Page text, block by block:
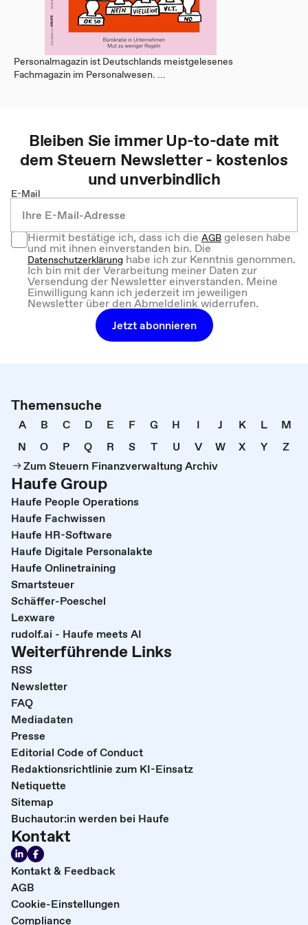
Personalmagazin ist Deutschlands meistgelesenes
Fachmagazin im Personalwesen. ...
Bleiben Sie immer Up-to-date mit
demSteuern Newsletter - kostenlos
und unverbindlich
E-Mail
Hiermit bestätige ich, dass ich dieAGBgelesen habe
und mit ihnen einverstanden bin. Die
Datenschutzerklärung habe ich zur Kenntnis genommen.
Ich bin mit der Verarbeitung meiner Daten zur
Versendung der Newsletter einverstanden. Meine
Einwilligung kann ich jederzeit im jeweiligen
Newsletter über den Abmeldelink widerrufen.
Jetzt abonnieren
Themensuche
A B C D E F G H I J K L
M
N
O P Q R S T U V W X Y
Z
Zum Steuern Finanzverwaltung Archiv
Haufe Group
Haufe People Operations
Haufe Fachwissen
Haufe HR-Software
Haufe Digitale Personalakte
Haufe Onlinetraining
Smartsteuer
Schäffer-Poeschel
Lexware
rudolf.ai - Haufe meets AI
Weiterführende Links
RSS
Newsletter
FAQ
Mediadaten
Presse
Editorial Code of Conduct
Redaktionsrichtlinie zum KI-Einsatz
Netiquette
Sitemap
Buchautor:in werden bei Haufe
Kontakt
Kontakt & Feedback
AGB
Cookie-Einstellungen
Compliance